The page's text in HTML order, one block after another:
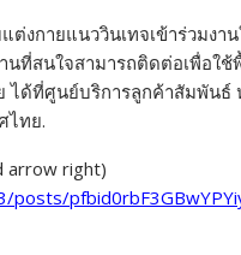
งกายแนววินเทจเข้าร่วมงา
นที่สนใจสามารถติดต่อเพื่อใ
ได้ที่ศูนย์บริการลูกค้าสัมพัน
ไทย.
arrow right)